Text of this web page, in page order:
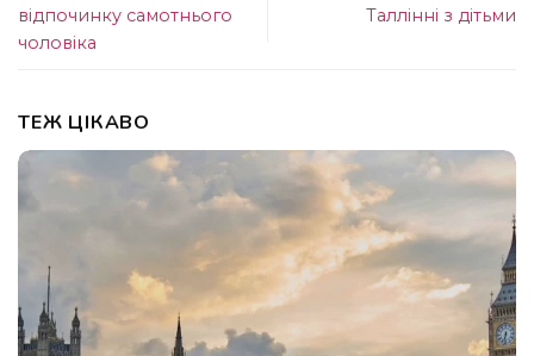
відпочинку самотнього
чоловіка
Таллінні з дітьми
ТЕЖ ЦІКАВО